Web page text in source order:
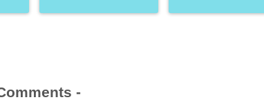
-